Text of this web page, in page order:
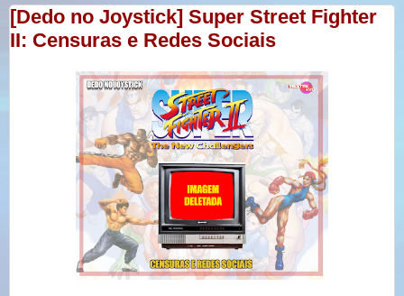
[Dedo no Joystick] Super Street Fighter
II: Censuras e Redes Sociais